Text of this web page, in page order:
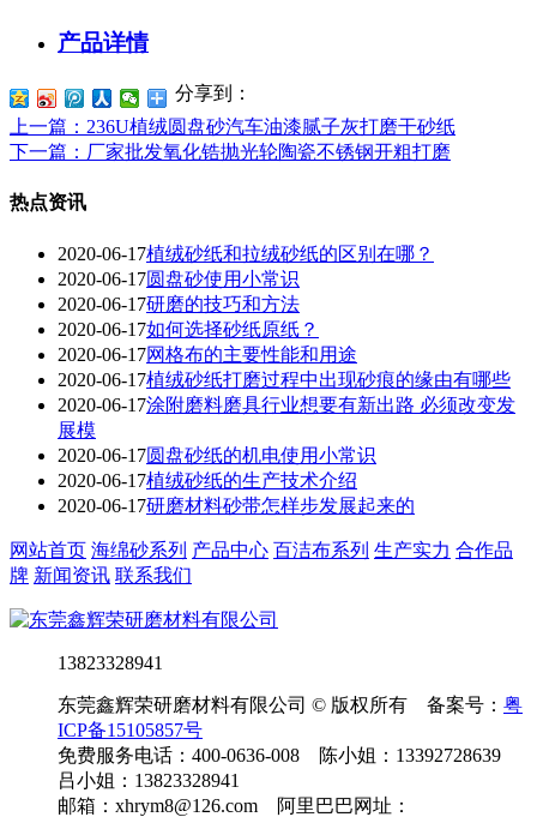
产品详情
分享到：
上一篇 ：236U植绒圆盘砂汽车油漆腻子灰打磨干砂纸
下一篇 ：厂家批发氧化锆抛光轮陶瓷不锈钢开粗打磨
热点资讯
2020-06-17植绒砂纸和拉绒砂纸的区别在哪？
2020-06-17圆盘砂使用小常识
2020-06-17研磨的技巧和方法
2020-06-17如何选择砂纸原纸？
2020-06-17网格布的主要性能和用途
2020-06-17植绒砂纸打磨过程中出现砂痕的缘由有哪些
2020-06-17涂附磨料磨具行业想要有新出路 必须改变发
展模
2020-06-17圆盘砂纸的机电使用小常识
2020-06-17植绒砂纸的生产技术介绍
2020-06-17研磨材料砂带怎样步发展起来的
网站首页 海绵砂系列 产品中心 百洁布系列 生产实力 合作品
牌 新闻资讯 联系我们
13823328941
东莞鑫辉荣研磨材料有限公司 © 版权所有 备案号： 粤
ICP备15105857号
免费服务电话：400-0636-008 陈小姐：13392728639
吕小姐：13823328941
邮箱：xhrym8@126.com 阿里巴巴网址：